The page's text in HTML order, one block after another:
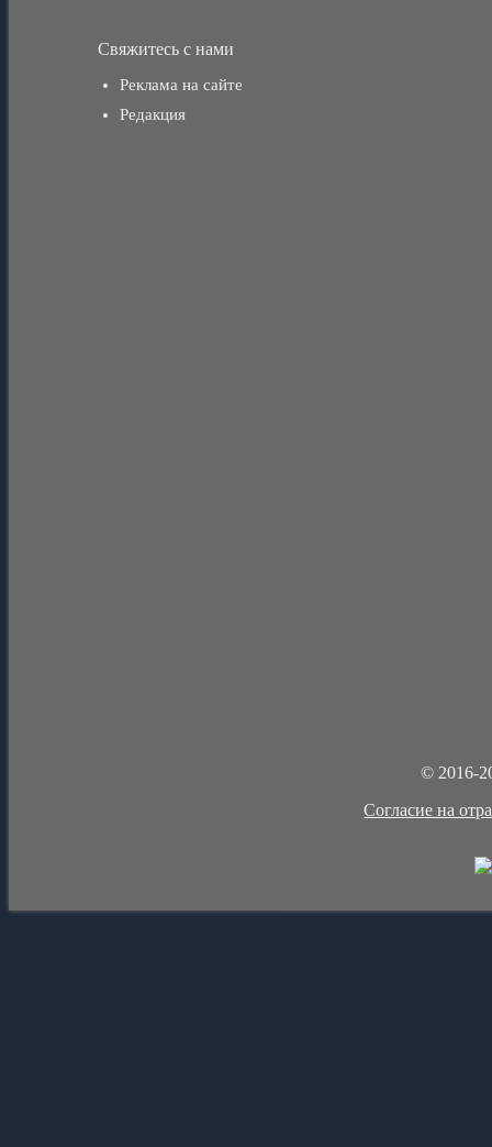
Свяжитесь с нами
Реклама на сайте
Редакция
© 2016-
Cогласие на